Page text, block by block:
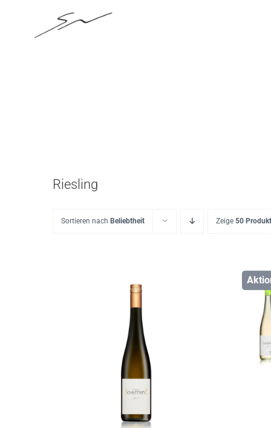
Riesling
Sortieren nach Beliebtheit Zeige 50
Details